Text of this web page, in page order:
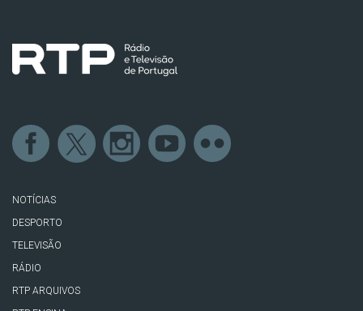
NOTÍCIAS
DESPORTO
TELEVISÃO
RÁDIO
RTP ARQUIVOS